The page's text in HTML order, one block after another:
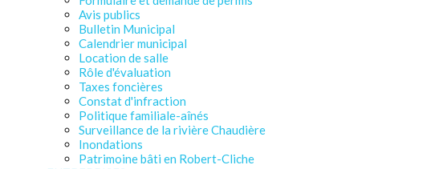
Avis publics
Bulletin Municipal
Calendrier municipal
Location de salle
Rôle d'évaluation
Taxes foncières
Constat d'infraction
Politique familiale-aînés
Surveillance de la rivière Chaudière
Inondations
Patrimoine bâti en Robert-Cliche